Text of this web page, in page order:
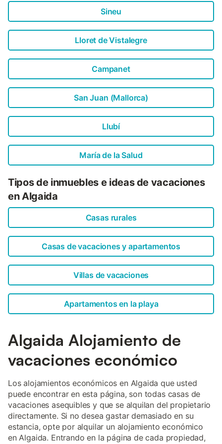
Sineu
Lloret de Vistalegre
Campanet
San Juan (Mallorca)
Llubí
María de la Salud
Tipos de inmuebles e ideas de vacaciones
en Algaida
Casas rurales
Casas de vacaciones y apartamentos
Villas de vacaciones
Apartamentos en la playa
Algaida Alojamiento de
vacaciones económico
Los alojamientos económicos en Algaida que usted
puede encontrar en esta página, son todas casas de
vacaciones asequibles y que se alquilan del propietario
directamente. Si no desea gastar demasiado en su
estancia, opte por alquilar un alojamiento económico
en Algaida. Entrando en la página de cada propiedad,